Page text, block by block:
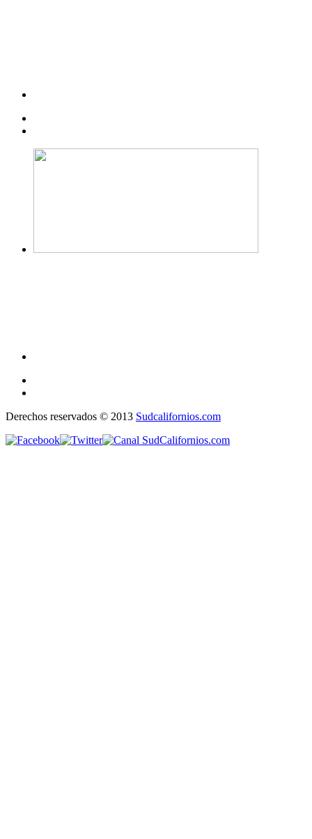
Derechos reservados © 2013 Sudcalifornios.com